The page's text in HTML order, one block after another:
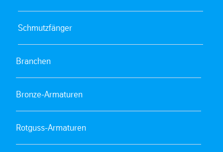
Schmutzfänger
Branchen
Bronze-Armaturen
Rotguss-Armaturen